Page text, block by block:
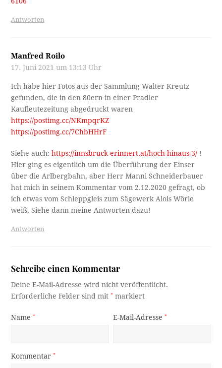
Antworten
Manfred Roilo
17. Juni 2021 um 13:13 Uhr
Ich habe hier Fotos aus der Sammlung Walter Kreutz
gefunden, die in den 80ern in einer Pradler
Kaufleutezeitung abgedruckt waren
https://postimg.cc/NKmpqrKZ
https://postimg.cc/7ChbHHrF
Siehe auch:https://innsbruck-erinnert.at/hoch-hinaus-3/ !
Hier ging es eigentlich um die Überführung der Einser
über die Arlbergbahn, aber Herr Manni Schneiderbauer
hat mich in seinem Kommentar vom 2.12.2020 gefragt, ob
ich etwas vom Schleppgleis zum Sägewerk Alois Wörle
weiß. Siehe dann meine Antworten dazu!
Antworten
Schreibe einen Kommentar
Deine E-Mail-Adresse wird nicht veröffentlicht.
Erforderliche Felder sind mit* markiert
Name* E-Mail-Adresse*
Kommentar*